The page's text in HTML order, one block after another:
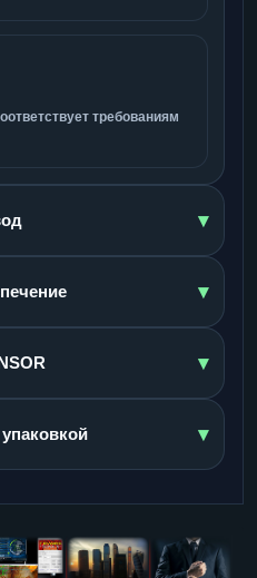
требованиям
▾
▾
▾
▾